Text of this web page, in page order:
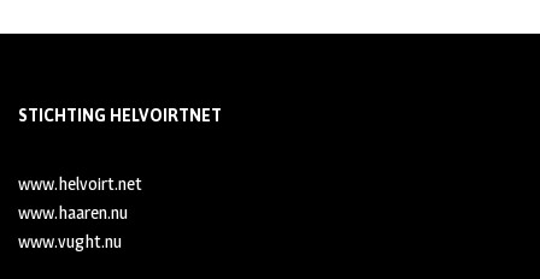
STICHTING HELVOIRTNET
www.helvoirt.net
www.haaren.nu
www.vught.nu